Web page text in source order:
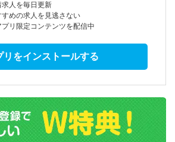
人を毎日更新
めの求人を見逃さない
リ限定コンテンツを配信中
リをインストールする